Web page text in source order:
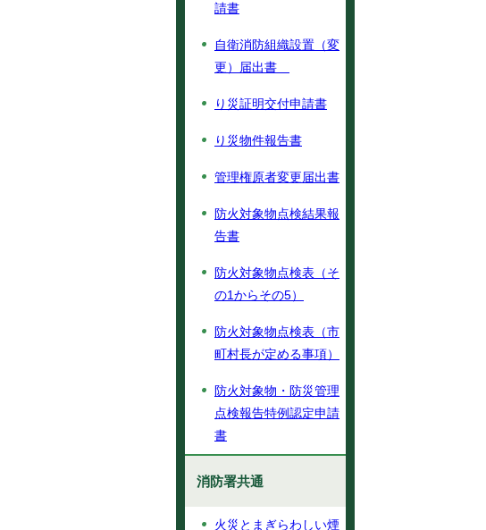
請書
自衛消防組織設置（変
更）届出書
り災証明交付申請書
り災物件報告書
管理権原者変更届出書
防火対象物点検結果報
告書
防火対象物点検表（そ
の1からその5）
防火対象物点検表（市
町村長が定める事項）
防火対象物・防災管理
点検報告特例認定申請
書
消防署共通
火災とまぎらわしい煙